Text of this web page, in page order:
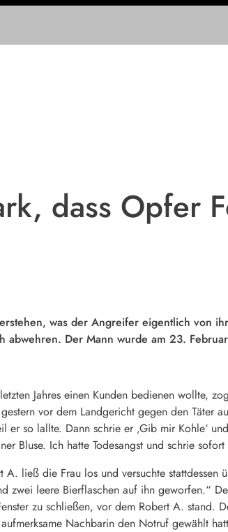
dass Opfer
was der Angreifer eigentlich von
abwehren. Der Mann wurde am 23.
Jahres einen Kunden bedienen wollte,
vor dem Landgericht gegen den Täter
er so lallte. Dann schrie er ‚Gib mir Kohle‘
Bluse. Ich hatte Todesangst und schrie
ließ die Frau los und versuchte stattdessen
zwei leere Bierflaschen auf ihn geworfen.“
zu schließen, vor dem Robert A. stand.
Nachbarin den Notruf gewählt